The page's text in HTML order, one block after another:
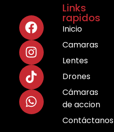
Links
rapidos
Inicio
Camaras
Lentes
Drones
Cámaras
de accion
Contáctanos